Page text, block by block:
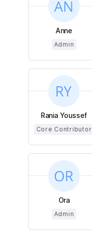
Anne
Admin
Rania Youssef
Core Contributor
Ora
Admin